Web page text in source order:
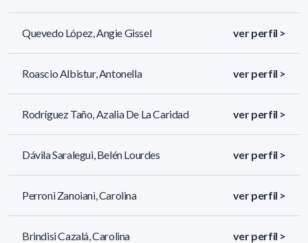
Quevedo López, Angie Gissel ver perfil >
Roascio Albistur, Antonella ver perfil >
Rodríguez Taño, Azalia De La Caridad ver perfil >
Dávila Saralegui, Belén Lourdes ver perfil >
Perroni Zanoiani, Carolina ver perfil >
Brindisi Cazalá, Carolina ver perfil >